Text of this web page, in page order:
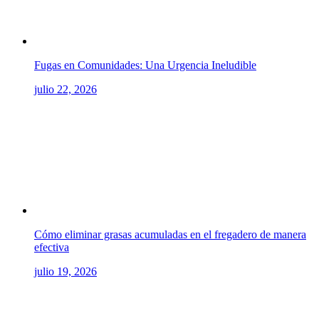
Fugas en Comunidades: Una Urgencia Ineludible
julio 22, 2026
Cómo eliminar grasas acumuladas en el fregadero de manera
efectiva
julio 19, 2026